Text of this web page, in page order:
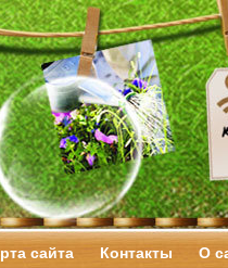
сайта Контакты О